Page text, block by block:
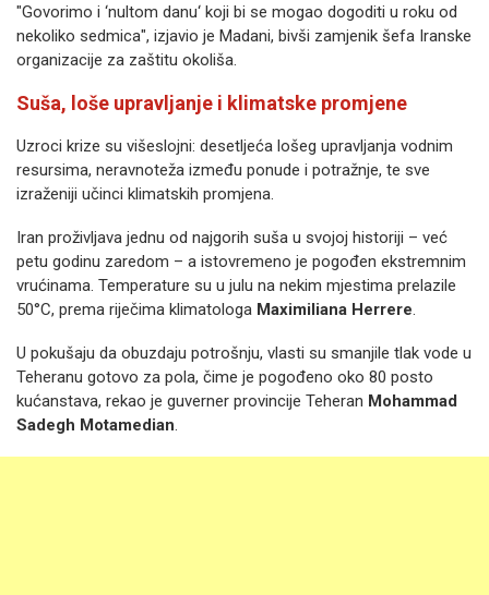
"Govorimo i ‘nultom danu‘ koji bi se mogao dogoditi u roku od
nekoliko sedmica", izjavio je Madani, bivši zamjenik šefa Iranske
organizacije za zaštitu okoliša.
Suša, loše upravljanje i klimatske promjene
Uzroci krize su višeslojni: desetljeća lošeg upravljanja vodnim
resursima, neravnoteža između ponude i potražnje, te sve
izraženiji učinci klimatskih promjena.
Iran proživljava jednu od najgorih suša u svojoj historiji – već
petu godinu zaredom – a istovremeno je pogođen ekstremnim
vrućinama. Temperature su u julu na nekim mjestima prelazile
50°C, prema riječima klimatologa Maximiliana Herrere.
U pokušaju da obuzdaju potrošnju, vlasti su smanjile tlak vode u
Teheranu gotovo za pola, čime je pogođeno oko 80 posto
kućanstava, rekao je guverner provincije Teheran Mohammad
Sadegh Motamedian.